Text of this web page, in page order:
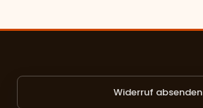
Widerruf absenden